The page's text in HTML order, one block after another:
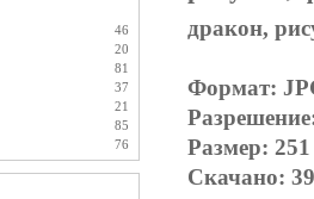
46
20
81
37
21
85
76
дракон,
Формат:
Размер:
Скачано: